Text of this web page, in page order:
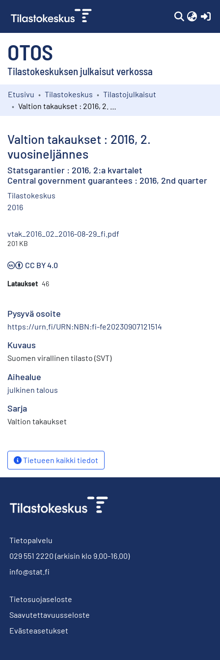
OTOS
Tilastokeskuksen julkaisut verkossa
Kokoelmat
Etusivu Tilastokeskus
Tilastojulkaisut
Valtion takaukset : 2016, 2.
vuosineljännes
Statsgarantier : 2016, 2:a kvartalet
Central government guarantees : 2016, 2nd quarter
Tilastokeskus
2016
vtak_2016_02_2016-08-29_fi.pdf
201 KB
CC BY 4.0
Lataukset 46
Pysyvä osoite
https://urn.fi/URN:NBN:fi-fe20230907121514
Kuvaus
Suomen virallinen tilasto (SVT)
Aihealue
julkinen talous
Sarja
Valtion takaukset
Tietueen kaikki tiedot
Tietopalvelu
029 551 2220 (arkisin klo 9.00-16.00)
info@stat.fi
Tietosuojaseloste
Saavutettavuusseloste
Evästeasetukset